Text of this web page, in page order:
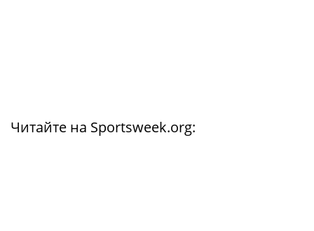
Читайте на Sportsweek.org: